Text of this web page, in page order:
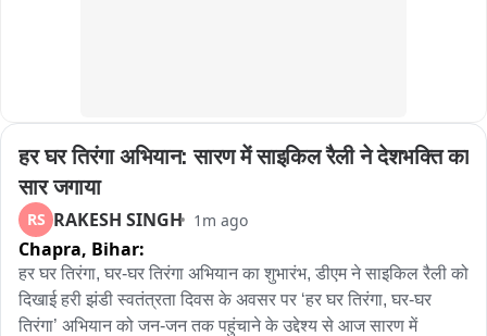
हर घर तिरंगा अभियान: सारण में साइकिल रैली ने देशभक्ति का
सार जगाया
RS RAKESH SINGH 1m ago
Chapra, Bihar:
हर घर तिरंगा, घर-घर तिरंगा अभियान का शुभारंभ, डीएम ने साइकिल रैली को
दिखाई हरी झंडी स्वतंत्रता दिवस के अवसर पर ‘हर घर तिरंगा, घर-घर
तिरंगा’ अभियान को जन-जन तक पहुंचाने के उद्देश्य से आज सारण में